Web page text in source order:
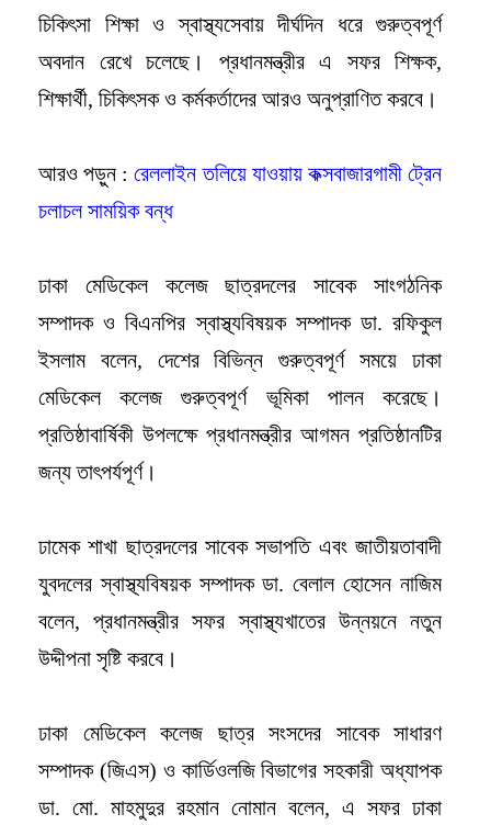
চিকিৎসা শিক্ষা ও স্বাস্থ্যসেবায় দীর্ঘদিন ধরে গুরুত্বপূর্ণ
অবদান রেখে চলেছে। প্রধানমন্ত্রীর এ সফর শিক্ষক,
শিক্ষার্থী, চিকিৎসক ও কর্মকর্তাদের আরও অনুপ্রাণিত করবে।
আরও পড়ুন :রেললাইন তলিয়ে যাওয়ায় কক্সবাজারগামী ট্রেন
চলাচল সাময়িক বন্ধ
ঢাকা মেডিকেল কলেজ ছাত্রদলের সাবেক সাংগঠনিক
সম্পাদক ও বিএনপির স্বাস্থ্যবিষয়ক সম্পাদক ডা. রফিকুল
ইসলাম বলেন, দেশের বিভিন্ন গুরুত্বপূর্ণ সময়ে ঢাকা
মেডিকেল কলেজ গুরুত্বপূর্ণ ভূমিকা পালন করেছে।
প্রতিষ্ঠাবার্ষিকী উপলক্ষে প্রধানমন্ত্রীর আগমন প্রতিষ্ঠানটির
জন্য তাৎপর্যপূর্ণ।
ঢামেক শাখা ছাত্রদলের সাবেক সভাপতি এবং জাতীয়তাবাদী
যুবদলের স্বাস্থ্যবিষয়ক সম্পাদক ডা. বেলাল হোসেন নাজিম
বলেন, প্রধানমন্ত্রীর সফর স্বাস্থ্যখাতের উন্নয়নে নতুন
উদ্দীপনা সৃষ্টি করবে।
ঢাকা মেডিকেল কলেজ ছাত্র সংসদের সাবেক সাধারণ
সম্পাদক (জিএস) ও কার্ডিওলজি বিভাগের সহকারী অধ্যাপক
ডা. মো. মাহমুদুর রহমান নোমান বলেন, এ সফর ঢাকা